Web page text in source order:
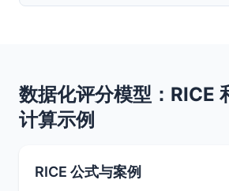
数据化评分模型：RICE
计算示例
RICE 公式与案例